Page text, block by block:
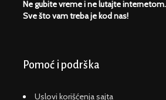
Ne gubite vreme i ne lutajte internetom.
Sve što vam treba je kod nas!
Pomoć i podrška
Uslovi korišćenja sajta